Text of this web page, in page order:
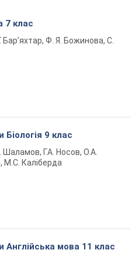
7 клас
Бар’яхтар, Ф. Я. Божинова, С.
Біологія 9 клас
Шаламов, Г.А. Носов, О.А.
М.С. Каліберда
Англійська мова 11 клас